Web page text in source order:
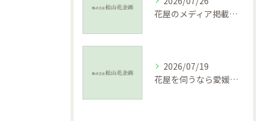
花屋のメディア掲載実績が信頼につながる理由と特別なアレンジ選びのヒント
2026/07/19
花屋を伺うなら愛媛県松山市南宇和郡愛南町の季節と特産を楽しむ方法